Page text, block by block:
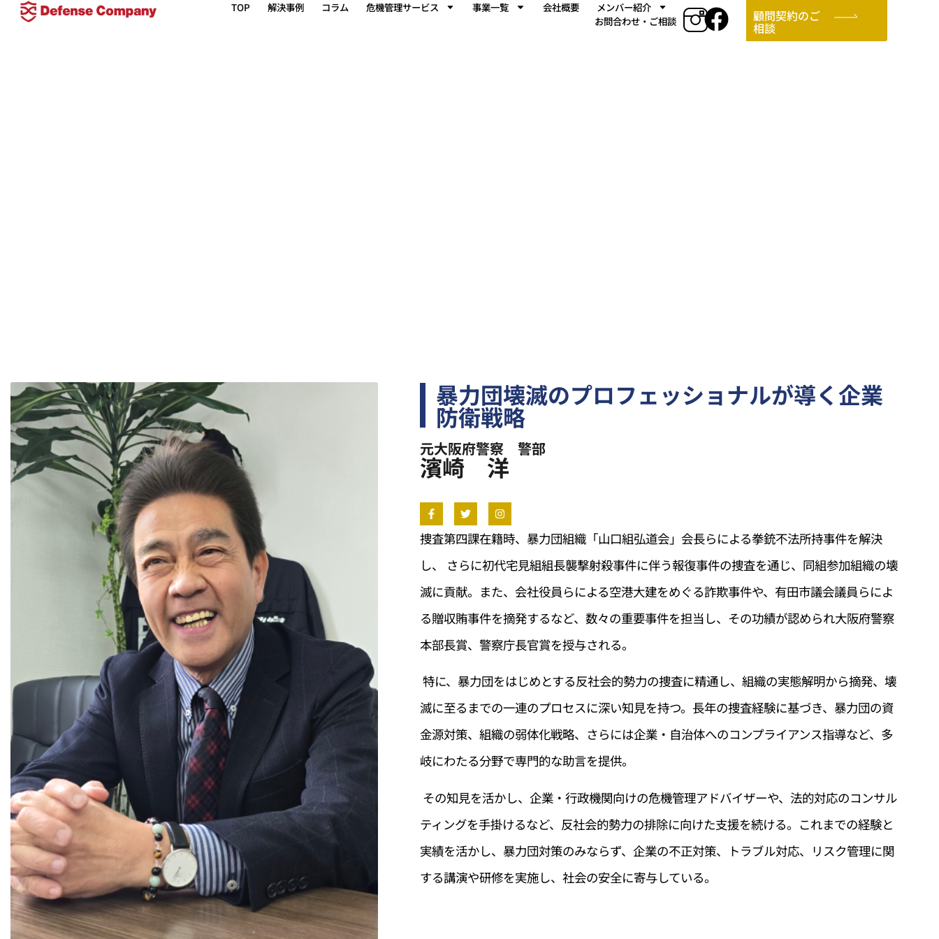
TOP 解決事例 コラム 危機管理サービス 事業一覧 会社概要
メンバー紹介
お問合わせ・ご相談
顧問契約のご
相談
岸田 浩平
暴力団壊滅のプロフェッショナルが導く企業
防衛戦略
元大阪府警察 警部
濱崎 洋
捜査第四課在籍時、暴力団組織「山口組弘道会」会長らによる拳銃不法所持事件を解決
し、 さらに初代宅見組組長襲撃射殺事件に伴う報復事件の捜査を通じ、同組参加組織の壊
滅に貢献。また、会社役員らによる空港大建をめぐる詐欺事件や、有田市議会議員らによ
る贈収賄事件を摘発するなど、数々の重要事件を担当し、その功績が認められ大阪府警察
本部長賞、警察庁長官賞を授与される。
特に、暴力団をはじめとする反社会的勢力の捜査に精通し、組織の実態解明から摘発、壊
滅に至るまでの一連のプロセスに深い知見を持つ。長年の捜査経験に基づき、暴力団の資
金源対策、組織の弱体化戦略、さらには企業・自治体へのコンプライアンス指導など、多
岐にわたる分野で専門的な助言を提供。
その知見を活かし、企業・行政機関向けの危機管理アドバイザーや、法的対応のコンサル
ティングを手掛けるなど、反社会的勢力の排除に向けた支援を続ける。これまでの経験と
実績を活かし、暴力団対策のみならず、企業の不正対策、トラブル対応、リスク管理に関
する講演や研修を実施し、社会の安全に寄与している。